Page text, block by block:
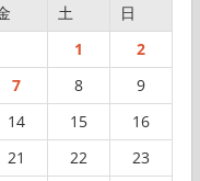
土
日
1
2
7 8
9
14 15
16
21 22
23